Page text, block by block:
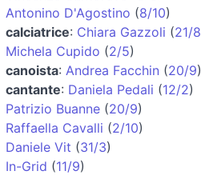
Antonino D'Agostino (8/10)
calciatrice: Chiara Gazzoli (21/8
Michela Cupido (2/5)
canoista: Andrea Facchin (20/9)
cantante: Daniela Pedali (12/2)
Patrizio Buanne (20/9)
Raffaella Cavalli (2/10)
Daniele Vit (31/3)
In-Grid (11/9)